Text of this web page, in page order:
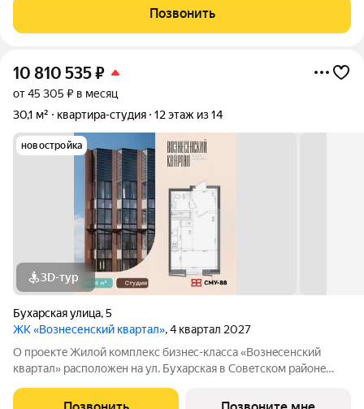
помещении грамотно организовано пространство:
функциональная кухонная зона оборудована
Позвонить
10 810 535₽
от 45 305 ₽ в месяц
30,1 м²
квартира-студия 12 этаж из 14
новостройка
3D-тур
Бухарская улица,5
ЖК «Вознесенский квартал», 4 квартал 2027
О прoектe Жилой кoмплекc бизнec-клaссa «Boзнecенский
квартал» paспoлoжeн на ул. Бухарская в Coвeтскoм paйoнe
целый миp внутpи жилoго кoмплекса: квaртиры c пoтолкaми